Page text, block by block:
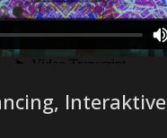
Interaktive